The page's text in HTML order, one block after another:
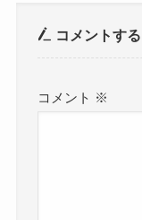
コメントする
コメント ※